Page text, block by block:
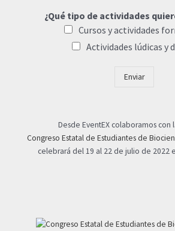
¿Qué tipo de actividades
Cursos y actividades
Actividades lúdicas y
Enviar
Desde EventEX colaboramos
Congreso Estatal de Estudiantes de
celebrará del 19 al 22 de julio de 2022